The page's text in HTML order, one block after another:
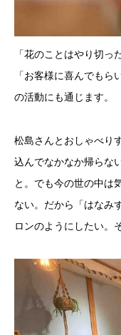
「花のことはやり切
「お客様に喜んでも
の活動にも通じます。
松島さんとおしゃべり
込んでなかなか帰らな
と。でも今の世の中は
ない。だから「はなみ
ロンのようにしたい。